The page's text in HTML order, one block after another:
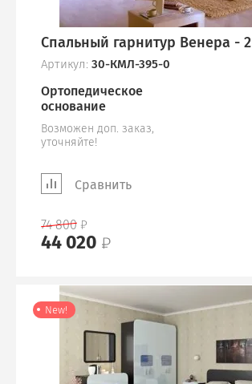
Спальный гарнитур Венера - 2
Артикул: 30-КМЛ-395-0
Ортопедическое
основание
Возможен доп. заказ,
уточняйте!
Сравнить
74 800
44 020
New!